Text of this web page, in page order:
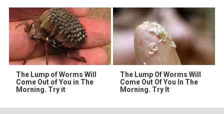
The Lump of Worms Will
Come Out of You in The
Morning. Try it
The Lump Of Worms Will
Come Out Of You In The
Morning. Try It